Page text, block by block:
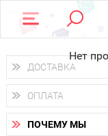
Нет
ДОСТАВКА
Доставка
Вы можете выбрать
получить заказ в
самовывоза.
ОПЛАТА
Вы можете оплатить
наличными
ПОЧЕМУ МЫ